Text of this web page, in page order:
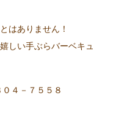
はありません！
しい手ぶらバーベキュ
４－７５５８